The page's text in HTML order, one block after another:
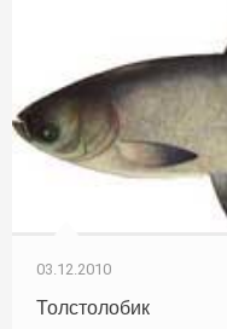
03.12.2010
Толстолобик